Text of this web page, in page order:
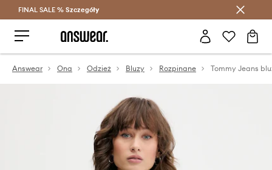
Oszczędzaj z Answear Club >
FINAL SALE % Szczegóły
Answear Ona Odzież Bluzy Rozpinane Tommy Jeans